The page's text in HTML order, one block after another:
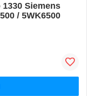
Siemens
/ 5WK6500